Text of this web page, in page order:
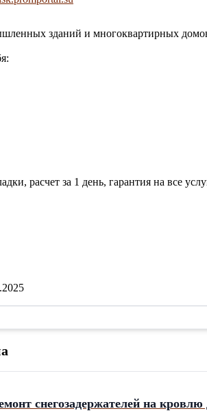
зданий и многоквартирных
расчет за 1 день, гарантия на все
снегозадержателей на кровлю